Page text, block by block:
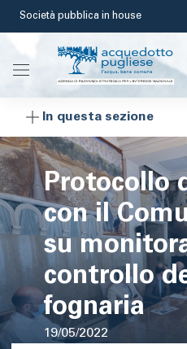
Salta
contenuto
principale
Società pubblica in house
In questa sezione
Protocollo
con il
su
controllo
fognaria
19/05/2022